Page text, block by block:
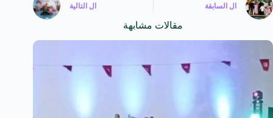
ال السابقة ال التالية
مقالات مشابهة